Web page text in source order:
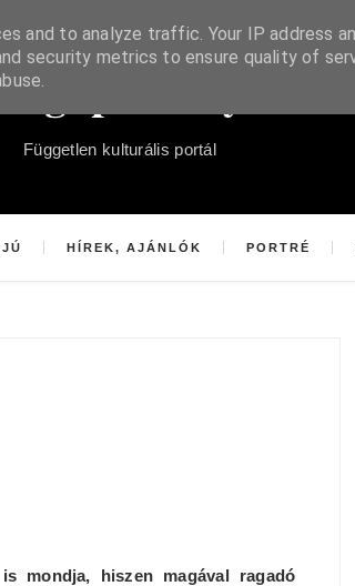
Független kulturális portál
HÍREK, AJÁNLÓK PORTRÉ
mondja, hiszen magával ragadó
and to analyze traffic. Your IP address
security metrics to ensure quality of